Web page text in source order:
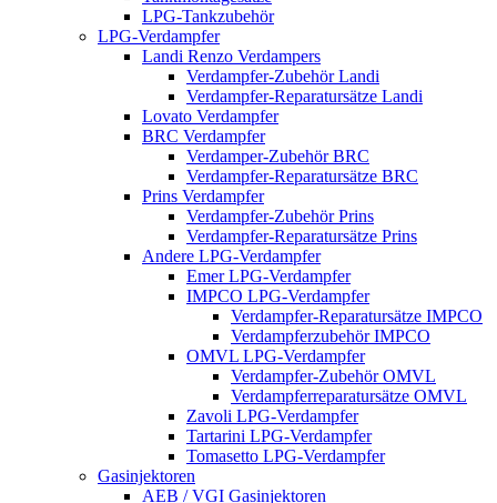
LPG-Tankzubehör
LPG-Verdampfer
Landi Renzo Verdampers
Verdampfer-Zubehör Landi
Verdampfer-Reparatursätze Landi
Lovato Verdampfer
BRC Verdampfer
Verdamper-Zubehör BRC
Verdampfer-Reparatursätze BRC
Prins Verdampfer
Verdampfer-Zubehör Prins
Verdampfer-Reparatursätze Prins
Andere LPG-Verdampfer
Emer LPG-Verdampfer
IMPCO LPG-Verdampfer
Verdampfer-Reparatursätze IMPCO
Verdampferzubehör IMPCO
OMVL LPG-Verdampfer
Verdampfer-Zubehör OMVL
Verdampferreparatursätze OMVL
Zavoli LPG-Verdampfer
Tartarini LPG-Verdampfer
Tomasetto LPG-Verdampfer
Gasinjektoren
AEB / VGI Gasinjektoren